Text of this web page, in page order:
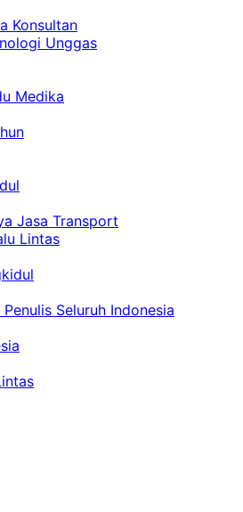
Konsultan
Unggas
Medika
Jasa Transport
Lintas
Seluruh Indonesia